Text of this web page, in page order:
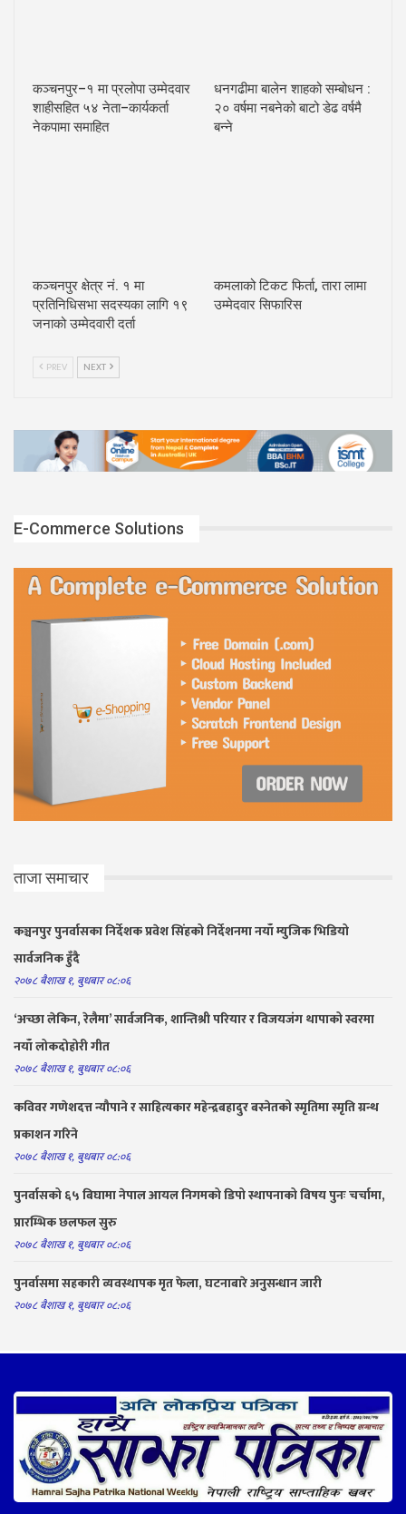
कञ्चनपुर–१ मा प्रलोपा उम्मेदवार
शाहीसहित ५४ नेता–कार्यकर्ता
नेकपामा समाहित
धनगढीमा बालेन शाहको सम्बोधन :
२० वर्षमा नबनेको बाटो डेढ वर्षमै
बन्ने
कञ्चनपुर क्षेत्र नं. १ मा
प्रतिनिधिसभा सदस्यका लागि १९
जनाको उम्मेदवारी दर्ता
कमलाको टिकट फिर्ता, तारा लामा
उम्मेदवार सिफारिस
PREV NEXT
E-Commerce Solutions
ताजा समाचार
कञ्चनपुर पुनर्वासका निर्देशक प्रवेश सिंहको निर्देशनमा नयाँ म्युजिक भिडियो
सार्वजनिक हुँदै
२०७८ बैशाख १, बुधबार ०८:०६
‘अच्छा लेकिन, रेलैमा’ सार्वजनिक, शान्तिश्री परियार र विजयजंग थापाको स्वरमा
नयाँ लोकदोहोरी गीत
२०७८ बैशाख १, बुधबार ०८:०६
कविवर गणेशदत्त न्यौपाने र साहित्यकार महेन्द्रबहादुर बस्नेतको स्मृतिमा स्मृति ग्रन्थ
प्रकाशन गरिने
२०७८ बैशाख १, बुधबार ०८:०६
पुनर्वासको ६५ बिघामा नेपाल आयल निगमको डिपो स्थापनाको विषय पुनः चर्चामा,
प्रारम्भिक छलफल सुरु
२०७८ बैशाख १, बुधबार ०८:०६
पुनर्वासमा सहकारी व्यवस्थापक मृत फेला, घटनाबारे अनुसन्धान जारी
२०७८ बैशाख १, बुधबार ०८:०६